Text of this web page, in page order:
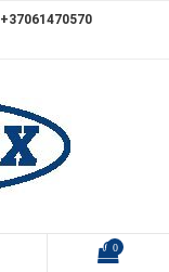
+37061470570
0